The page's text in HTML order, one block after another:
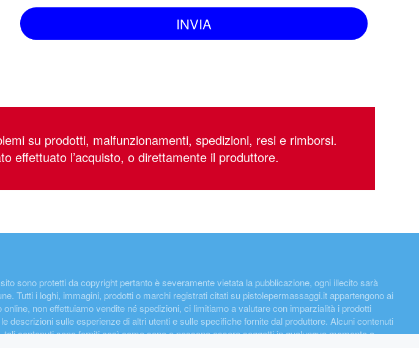
su prodotti, malfunzionamenti, spedizioni, resi e rimborsi.
effettuato l’acquisto, o direttamente il produttore.
sono protetti da copyright pertanto è severamente vietata la pubblicazione, ogni illecito sarà
Tutti i loghi, immagini, prodotti o marchi registrati citati su pistolepermassaggi.it appartengono ai
non effettuiamo vendite né spedizioni, ci limitiamo a valutare con imparzialità i prodotti
descrizioni sulle esperienze di altri utenti e sulle specifiche fornite dal produttore. Alcuni contenuti
contenuti sono forniti così come sono e possono essere soggetti in qualunque momento a